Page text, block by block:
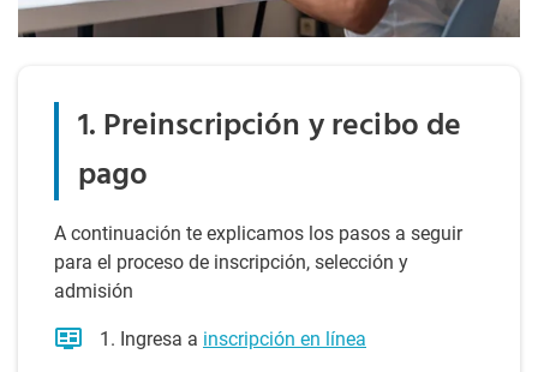
1. Preinscripción y recibo de
pago
A continuación te explicamos los pasos a seguir
para el proceso de inscripción, selección y
admisión
1. Ingresa a inscripción en línea